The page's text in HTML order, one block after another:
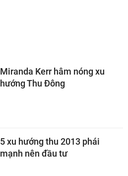
Miranda Kerr hâm nóng xu
hướng Thu Đông
5 xu hướng thu 2013 phái
mạnh nên đầu tư